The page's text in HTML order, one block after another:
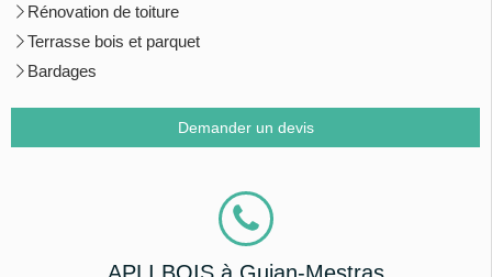
Rénovation de toiture
Terrasse bois et parquet
Bardages
Demander un devis